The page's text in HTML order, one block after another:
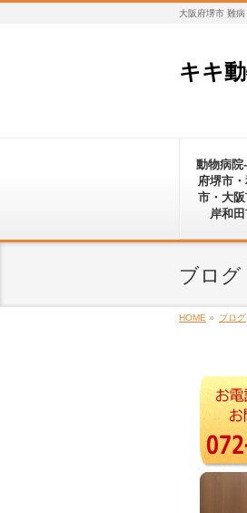
大阪府堺市 難
キキ
動物病院
府堺市
市・大阪
岸和
ブログ
HOME » ブログ